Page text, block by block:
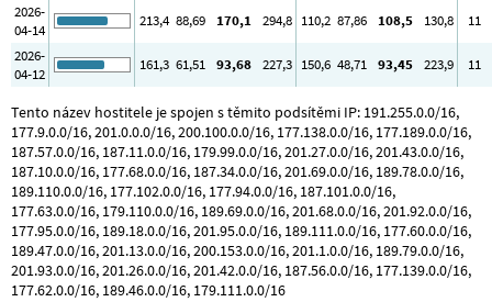
2026-
04-14
213,4 88,69 170,1 294,8 110,2 87,86 108,5 130,8
11
2026-
04-12
161,3 61,51 93,68 227,3 150,6 48,71 93,45 223,9 11
Tento název hostitele je spojen s těmito podsítěmi IP: 191.255.0.0/16,
177.9.0.0/16, 201.0.0.0/16, 200.100.0.0/16, 177.138.0.0/16, 177.189.0.0/16,
187.57.0.0/16, 187.11.0.0/16, 179.99.0.0/16, 201.27.0.0/16, 201.43.0.0/16,
187.10.0.0/16, 177.68.0.0/16, 187.34.0.0/16, 201.69.0.0/16, 189.78.0.0/16,
189.110.0.0/16, 177.102.0.0/16, 177.94.0.0/16, 187.101.0.0/16,
177.63.0.0/16, 179.110.0.0/16, 189.69.0.0/16, 201.68.0.0/16, 201.92.0.0/16,
177.95.0.0/16, 189.18.0.0/16, 201.95.0.0/16, 189.111.0.0/16, 177.60.0.0/16,
189.47.0.0/16, 201.13.0.0/16, 200.153.0.0/16, 201.1.0.0/16, 189.79.0.0/16,
201.93.0.0/16, 201.26.0.0/16, 201.42.0.0/16, 187.56.0.0/16, 177.139.0.0/16,
177.62.0.0/16, 189.46.0.0/16, 179.111.0.0/16